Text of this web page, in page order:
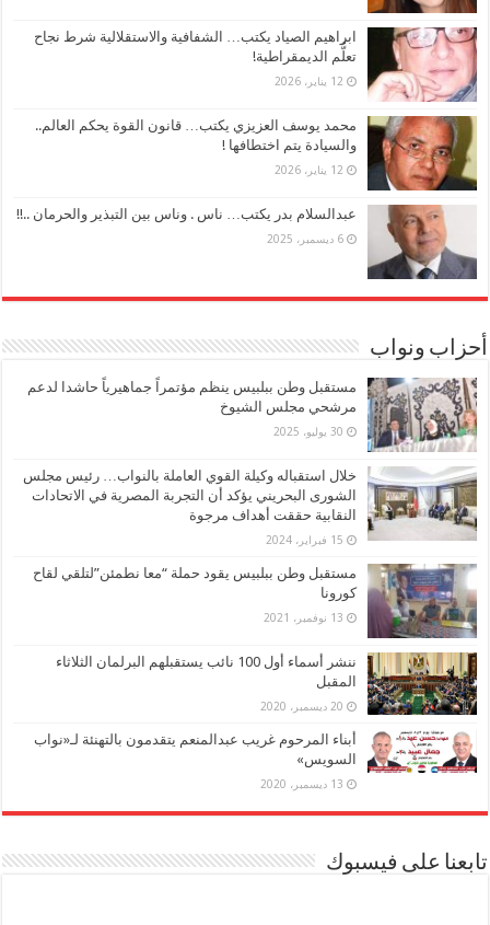
ابراهيم الصياد يكتب… الشفافية والاستقلالية شرط نجاح
تعلُّم الديمقراطية!
12 يناير، 2026
محمد يوسف العزيزي يكتب… قانون القوة يحكم العالم..
والسيادة يتم اختطافها !
12 يناير، 2026
عبدالسلام بدر يكتب… ناس . وناس بين التبذير والحرمان ..!!
6 ديسمبر، 2025
أحزاب ونواب
مستقبل وطن ببلبيس ينظم مؤتمراً جماهيرياً حاشدا لدعم
مرشحي مجلس الشيوخ
30 يوليو، 2025
خلال استقباله وكيلة القوي العاملة بالنواب… رئيس مجلس
الشورى البحريني يؤكد أن التجربة المصرية في الاتحادات
النقابية حققت أهداف مرجوة
15 فبراير، 2024
مستقبل وطن ببلبيس يقود حملة “معا نطمئن”لتلقي لقاح
كورونا
13 نوفمبر، 2021
ننشر أسماء أول 100 نائب يستقبلهم البرلمان الثلاثاء
المقبل
20 ديسمبر، 2020
أبناء المرحوم غريب عبدالمنعم يتقدمون بالتهنئة لـ«نواب
السويس»
13 ديسمبر، 2020
تابعنا على فيسبوك